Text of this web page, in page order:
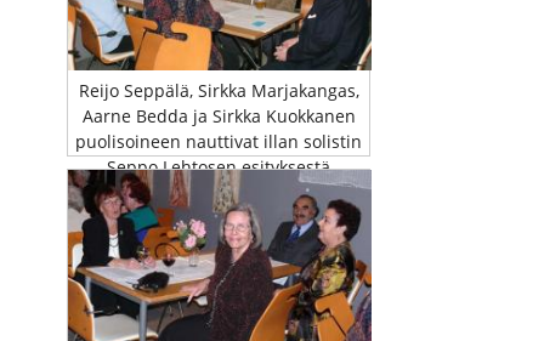
Reijo Seppälä, Sirkka Marjakangas,
Aarne Bedda ja Sirkka Kuokkanen
puolisoineen nauttivat illan solistin
Seppo Lehtosen esityksestä